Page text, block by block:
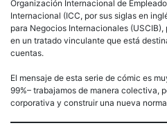
Organización Internacional de
Internacional (ICC, por sus siglas en
para Negocios Internacionales
en un tratado vinculante que está
cuentas.
El mensaje de esta serie de cómic es
99%– trabajamos de manera colectiva,
corporativa y construir una nueva